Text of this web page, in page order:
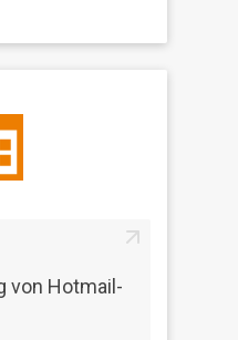
von Hotmail-